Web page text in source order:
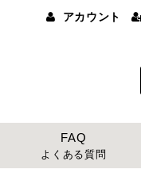
アカウント
FAQ
よくある質問